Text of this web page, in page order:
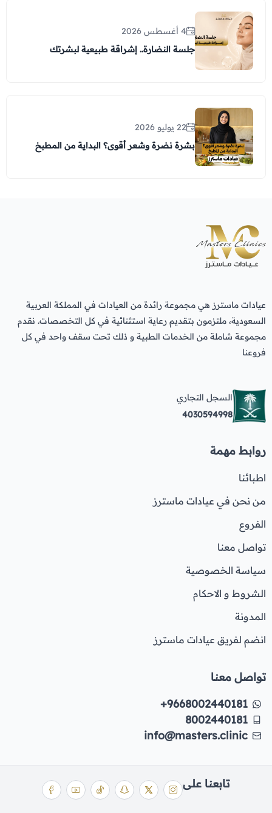
4 أغسطس 2026
جلسة النضارة.. إشراقة طبيعية لبشرتك
22 يوليو 2026
بشرة نضرة وشعر أقوى؟ البداية من المطبخ
عيادات ماسترز هي مجموعة رائدة من العيادات في المملكة العربية
السعودية، ملتزمون بتقديم رعاية استثنائية في كل التخصصات. نقدم
مجموعة شاملة من الخدمات الطبية و ذلك تحت سقف واحد في كل
فروعنا
السجل التجاري
4030594998
روابط مهمة
اطبائنا
من نحن في عيادات ماسترز
الفروع
تواصل معنا
سياسة الخصوصية
الشروط و الاحكام
المدونة
انضم لفريق عيادات ماسترز
تواصل معنا
+9668002440181
8002440181
info@masters.clinic
تابعنا على